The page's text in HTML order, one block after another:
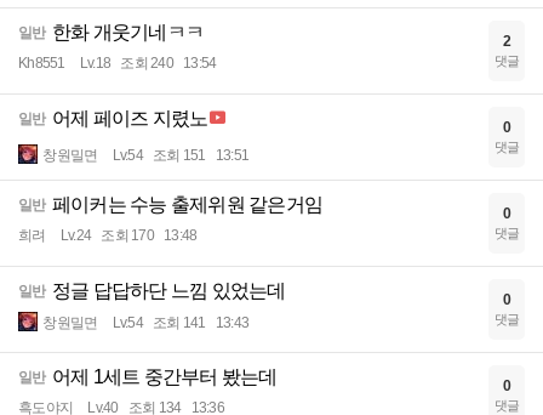
일반 한화 개웃기네ㅋㅋ
Kh8551 Lv.18 조회 240 13:54
2
댓글
일반 어제 페이즈 지렸노
창원밀면 Lv.54 조회 151 13:51
0
댓글
일반 페이커는 수능 출제위원 같은거임
희려 Lv.24 조회 170 13:48
0
댓글
일반 정글 답답하단 느낌 있었는데
창원밀면 Lv.54 조회 141 13:43
0
댓글
일반 어제 1세트 중간부터 봤는데
흑도야지 Lv.40 조회 134 13:36
0
댓글